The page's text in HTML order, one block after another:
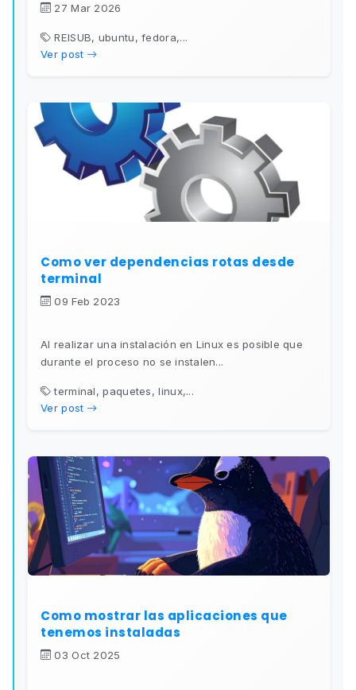
27 Mar 2026
REISUB, ubuntu, fedora,...
Ver post
Como ver dependencias rotas desde
terminal
09 Feb 2023
Al realizar una instalación en Linux es posible que
durante el proceso no se instalen...
terminal, paquetes, linux,...
Ver post
Como mostrar las aplicaciones que
tenemos instaladas
03 Oct 2025